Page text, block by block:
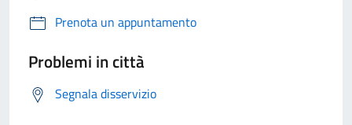
Prenota un appuntamento
Problemi in città
Segnala disservizio